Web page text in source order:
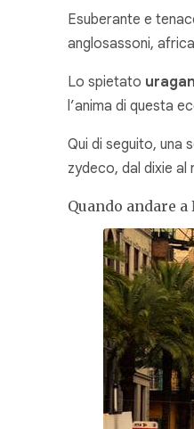
Esuberante e
anglosassoni,
Lo spietato
l’anima di questa
Qui di seguito, una
zydeco, dal dixie al
Quando andare a